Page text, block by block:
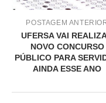
POSTAGEM
UFERSA VAI
NOVO CONCURSO
PÚBLICO PARA
AINDA ESSE ANO